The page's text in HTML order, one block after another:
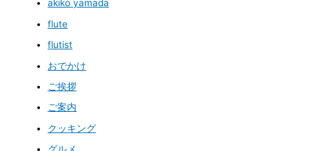
akiko yamada
flute
flutist
おでかけ
ご挨拶
ご案内
クッキング